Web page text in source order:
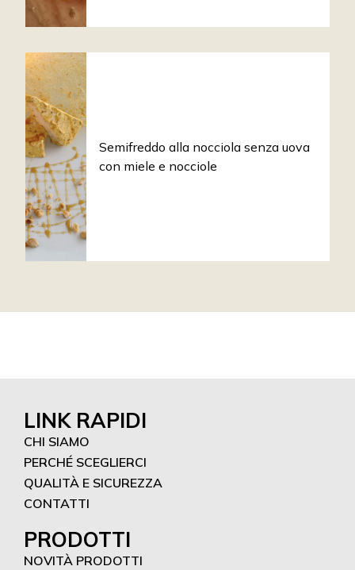
Semifreddo alla nocciola senza uova
con miele e nocciole
LINK RAPIDI
CHI SIAMO
PERCHÉ SCEGLIERCI
QUALITÀ E SICUREZZA
CONTATTI
PRODOTTI
NOVITÀ PRODOTTI